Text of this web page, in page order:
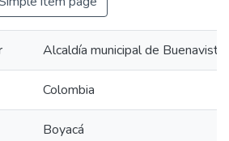
Alcaldía municipal de
Colombia
Boyacá